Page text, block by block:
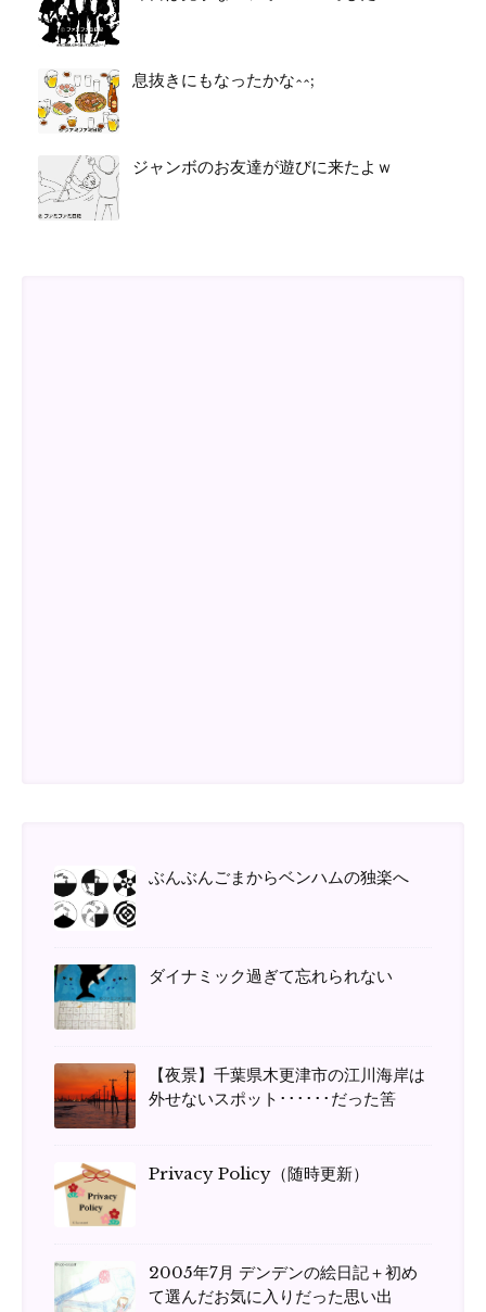
息抜きにもなったかな^^;
ジャンボのお友達が遊びに来たよｗ
ぶんぶんごまからベンハムの独楽へ
ダイナミック過ぎて忘れられない
【夜景】千葉県木更津市の江川海岸は
外せないスポット･･････だった筈
Privacy Policy（随時更新）
2005年7月 デンデンの絵日記＋初め
て選んだお気に入りだった思い出